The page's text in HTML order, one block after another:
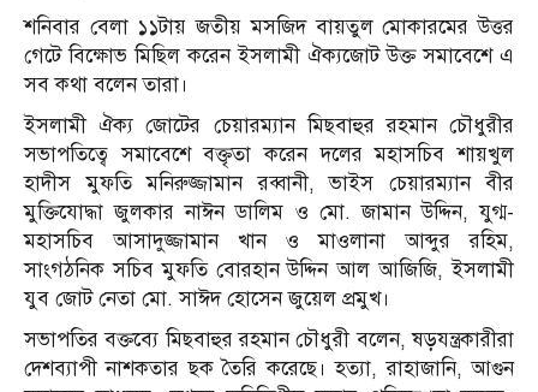
শনিবার বেলা ১১টায় জতীয় মসজিদ বায়তুল মোকারমের উত্তর
গেটে বিক্ষোভ মিছিল করেন ইসলামী ঐক্যজোট উক্ত সমাবেশে এ
সব কথা বলেন তারা।
ইসলামী ঐক্য জোটের চেয়ারম্যান মিছবাহুর রহমান চৌধুরীর
সভাপতিত্বে সমাবেশে বক্তৃতা করেন দলের মহাসচিব শায়খুল
হাদীস মুফতি মনিরুজ্জামান রব্বানী, ভাইস চেয়ারম্যান বীর
মুক্তিযোদ্ধা জুলকার নাঈন ডালিম ও মো. জামান উদ্দিন, যুগ্ম-
মহাসচিব আসাদুজ্জামান খান ও মাওলানা আব্দুর রহিম,
সাংগঠনিক সচিব মুফতি বোরহান উদ্দিন আল আজিজি, ইসলামী
যুব জোট নেতা মো. সাঈদ হোসেন জুয়েল প্রমুখ।
সভাপতির বক্তব্যে মিছবাহুর রহমান চৌধুরী বলেন, ষড়যন্ত্রকারীরা
দেশব্যাপী নাশকতার ছক তৈরি করেছে। হত্যা, রাহাজানি, আগুন